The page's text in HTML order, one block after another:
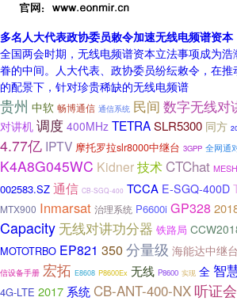
多名人大代表政协委员敕令加速无线电频谱资本
全国两会时期，无线电频谱资本立法事项成为
眷的中间。人大代表、政协委员纷纭敕令，在
的配景下，针对珍贵稀缺的无线电频谱
贵州 中软 畅博通信 通信系统 民间 数字无线对
对讲机调度 400MHz TETRASLR5300 同方
4.77亿 IPTV 摩托罗拉slr8000中继台 3GPP 全网通
K4A8G045WC Kidner技术 CTChat MESH
002583.SZ 通信 CB-SGQ-400 TCCA E-SGQ-400D
MTX900 Inmarsat 治理系统 P6600i GP328
Capacity 无线对讲功分器 铁路局
MOTOTRBO EP821 350分量级 海能达中继台
信设备手册 宏拓 E8608 P8600Ex 无线 P8600 实现 全 智
4G-LTE 2017 系统 CB-ANT-400-NX听证会